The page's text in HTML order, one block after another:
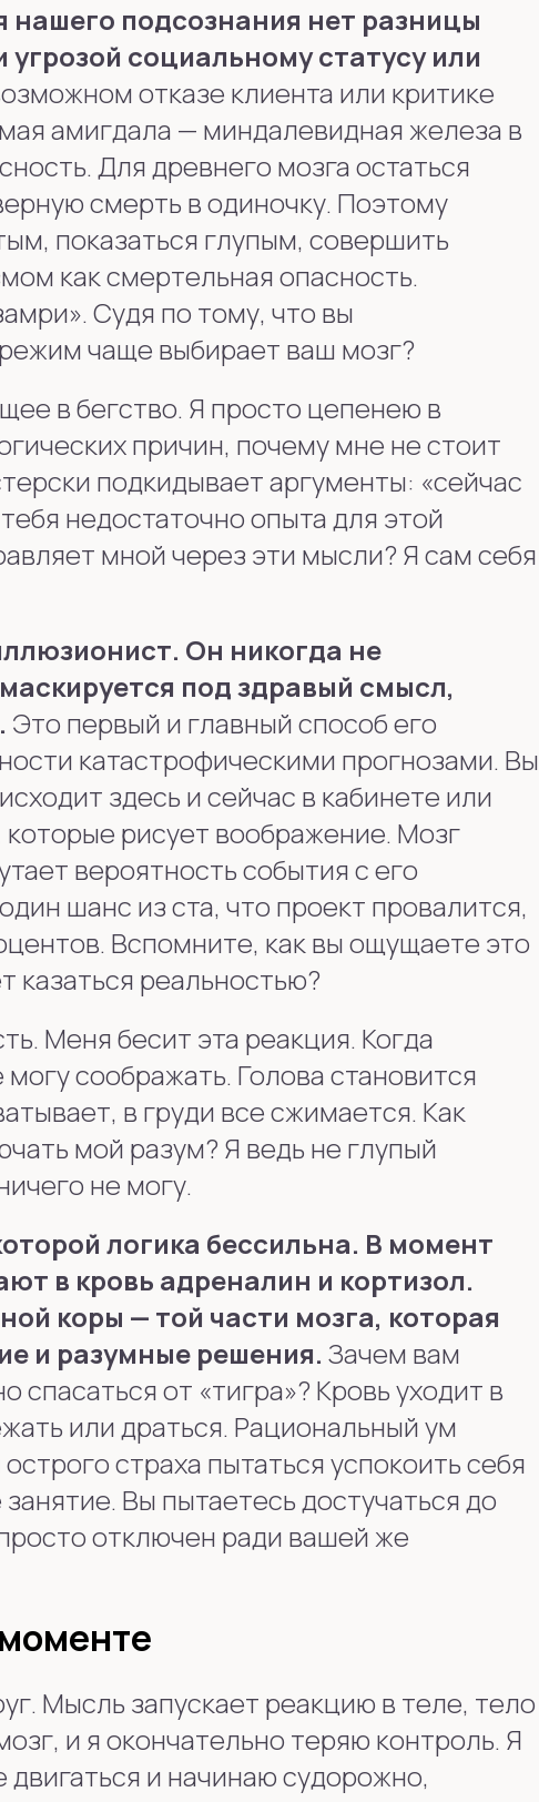
нашего подсознания нет разницы
социальному статусу или
отказе клиента или критике
амигдала — миндалевидная железа в
Для древнего мозга остаться
смерть в одиночку. Поэтому
показаться глупым, совершить
как смертельная опасность.
Судя по тому, что вы
чаще выбирает ваш мозг?
в бегство. Я просто цепенею в
причин, почему мне не стоит
подкидывает аргументы: «сейчас
недостаточно опыта для этой
мной через эти мысли? Я сам себя
Он никогда не
под здравый смысл,
Это первый и главный способ его
катастрофическими прогнозами. Вы
здесь и сейчас в кабинете или
рисует воображение. Мозг
вероятность события с его
шанс из ста, что проект провалится,
Вспомните, как вы ощущаете это
казаться реальностью?
Меня бесит эта реакция. Когда
соображать. Голова становится
в груди все сжимается. Как
мой разум? Я ведь не глупый
не могу.
логика бессильна. В момент
в кровь адреналин и кортизол.
коры — той части мозга, которая
и разумные решения. Зачем вам
спасаться от «тигра»? Кровь уходит в
или драться. Рациональный ум
страха пытаться успокоить себя
Вы пытаетесь достучаться до
отключен ради вашей же
Мысль запускает реакцию в теле, тело
и я окончательно теряю контроль. Я
и начинаю судорожно,